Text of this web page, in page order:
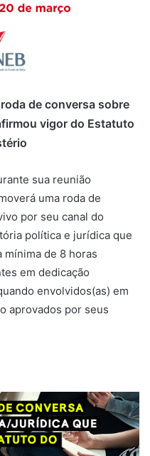
de conversa sobre
vigor do Estatuto
sua reunião
uma roda de
por seu canal do
política e jurídica que
mínima de 8 horas
em dedicação
envolvidos(as) em
aprovados por seus